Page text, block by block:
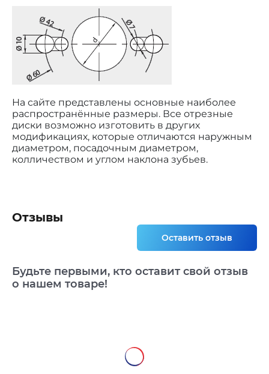
На сайте представлены основные наиболее
распространённые размеры. Все отрезные
диски возможно изготовить в других
модификациях, которые отличаются наружным
диаметром, посадочным диаметром,
колличеством и углом наклона зубьев.
Отзывы
Оставить отзыв
Будьте первыми, кто оставит свой отзыв
о нашем товаре!